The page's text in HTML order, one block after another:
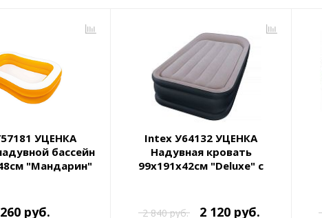
УЦЕНКА
бассейн
"Мандарин"
руб.
Intex У64132 УЦЕНКА
Надувная кровать
99х191х42см "Deluxe" с
2 840 руб. 2 120 руб.